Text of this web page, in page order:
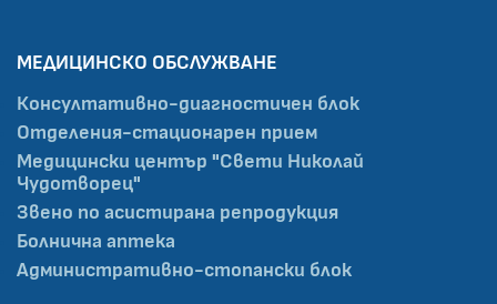
МЕДИЦИНСКО ОБСЛУЖВАНЕ
Консултативно-диагностичен блок
Отделения-стационарен прием
Медицински център "Свети Николай
Чудотворец"
Звено по асистирана репродукция
Болнична аптека
Административно-стопански блок